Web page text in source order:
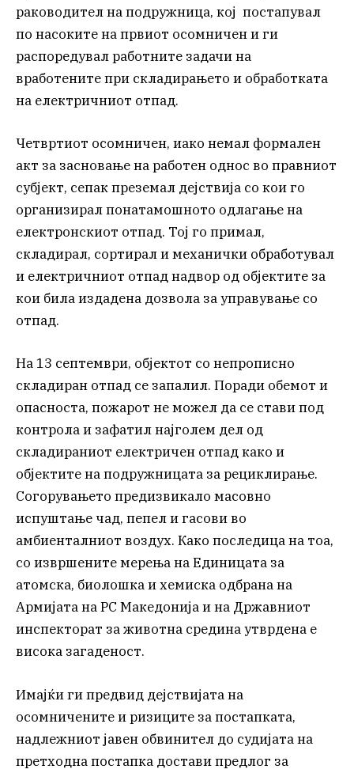
раководител на подружница, кој постапувал
по насоките на првиот осомничен и ги
распоредувал работните задачи на
вработените при складирањето и обработката
на електричниот отпад.
Четвртиот осомничен, иако немал формален
акт за засновање на работен однос во правниот
субјект, сепак преземал дејствија со кои го
организирал понатамошното одлагање на
електронскиот отпад. Тој го примал,
складирал, сортирал и механички обработувал
и електричниот отпад надвор од објектите за
кои била издадена дозвола за управување со
отпад.
На 13 септември, објектот со непрописно
складиран отпад се запалил. Поради обемот и
опасноста, пожарот не можел да се стави под
контрола и зафатил најголем дел од
складираниот електричен отпад како и
објектите на подружницата за рециклирање.
Согорувањето предизвикало масовно
испуштање чад, пепел и гасови во
амбиенталниот воздух. Како последица на тоа,
со извршените мерења на Единицата за
атомска, биолошка и хемиска одбрана на
Армијата на РС Македонија и на Државниот
инспекторат за животна средина утврдена е
висока загаденост.
Имајќи ги предвид дејствијата на
осомничените и ризиците за постапката,
надлежниот јавен обвинител до судијата на
претходна постапка достави предлог за